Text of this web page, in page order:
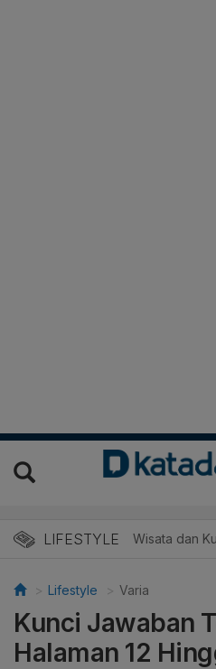
LIFESTYLE Wisata dan
Lifestyle Varia
Kunci Jawaban
Halaman 12